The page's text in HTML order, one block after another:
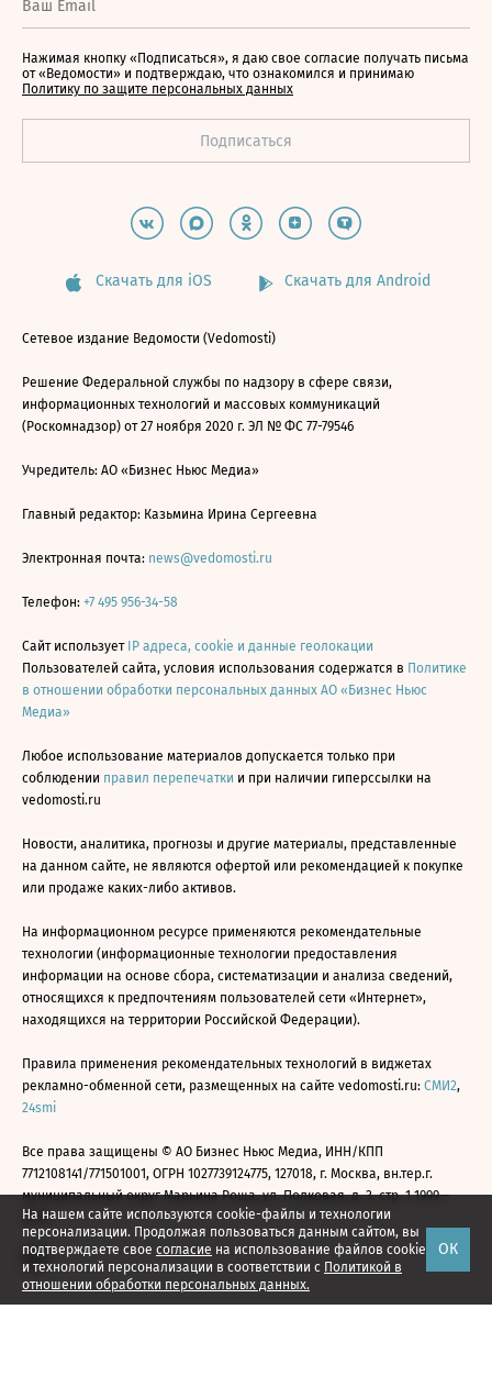
На нашем сайте используются cookie-файлы и технологии
персонализации. Продолжая пользоваться данным сайтом, вы
подтверждаете свое согласие на использование файлов cookie
и технологий персонализации в соответствии с Политикой в
отношении обработки персональных данных.
ОК
Нажимая кнопку «Подписаться», я даю свое согласие получать письма
от «Ведомости» и подтверждаю, что ознакомился и принимаю
Политику по защите персональных данных
Скачать для iOS Скачать для Android
Сетевое издание Ведомости (Vedomosti)
Решение Федеральной службы по надзору в сфере связи,
информационных технологий и массовых коммуникаций
(Роскомнадзор) от 27 ноября 2020 г. ЭЛ № ФС 77-79546
Учредитель: АО «Бизнес Ньюс Медиа»
Главный редактор: Казьмина Ирина Сергеевна
Электронная почта: news@vedomosti.ru
Телефон: +7 495 956-34-58
Сайт использует IP адреса, cookie и данные геолокации
Пользователей сайта, условия использования содержатся в Политике
в отношении обработки персональных данных АО «Бизнес Ньюс
Медиа»
Любое использование материалов допускается только при
соблюдении правил перепечатки и при наличии гиперссылки на
vedomosti.ru
Новости, аналитика, прогнозы и другие материалы, представленные
на данном сайте, не являются офертой или рекомендацией к покупке
или продаже каких-либо активов.
На информационном ресурсе применяются рекомендательные
технологии (информационные технологии предоставления
информации на основе сбора, систематизации и анализа сведений,
относящихся к предпочтениям пользователей сети «Интернет»,
находящихся на территории Российской Федерации).
Правила применения рекомендательных технологий в виджетах
рекламно-обменной сети, размещенных на сайте vedomosti.ru: СМИ2,
24smi
Все права защищены © АО Бизнес Ньюс Медиа, ИНН/КПП
7712108141/771501001, ОГРН 1027739124775, 127018, г. Москва, вн.тер.г.
муниципальный округ Марьина Роща, ул. Полковая, д. 3, стр. 1 1999—
2026